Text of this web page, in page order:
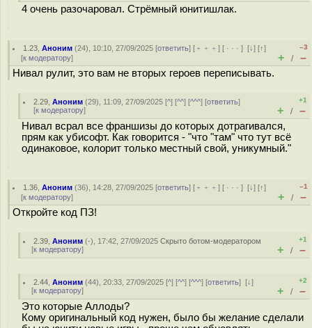
4 очень разочаровал. Стрёмный юнитишлак.
1.23 ,Аноним (24), 10:10, 27/09/2025 [ответить] [ ﹢﹢﹢] [ · · ·][↓] [↑]
[к модератору]
–3
+ / –
Нивал рулит, это вам не вторых героев переписывать.
2.29 ,Аноним (29), 11:09, 27/09/2025 [^] [^^] [^^^] [ответить]
[к модератору]
+1
+ / –
Нивал вcpал все франшизы до которых дотрагивался,
прям как убисофт. Как говорится - "что "там" что тут всё
одинаковое, колорит только местный свой, уникумный."
1.36 ,Аноним (36), 14:28, 27/09/2025 [ответить] [ ﹢﹢﹢] [ · · ·][↓] [↑]
[к модератору]
–1
+ / –
Откройте код ПЗ!
2.39 ,Аноним (-), 17:42, 27/09/2025Скрыто ботом-модератором
[к модератору]
+1
+ / –
2.44 ,Аноним (44), 20:33, 27/09/2025 [^] [^^] [^^^] [ответить][↓]
[к модератору]
+2
+ / –
Это которые Аллоды?
Кому оригинальный код нужен, было бы желание сделали